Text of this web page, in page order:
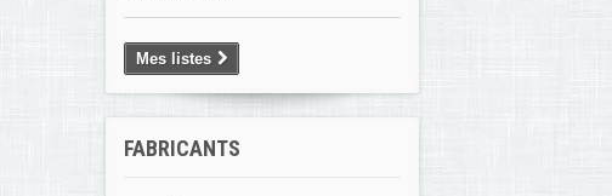
Mes listes
FABRICANTS